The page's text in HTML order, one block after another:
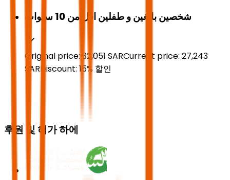
شخصين بالغين و طفلين اقل من 10 سنوات
Original price:32,051SARCurrent price: 27,243
SARDiscount: 15%할인
후원 및 허가 하에